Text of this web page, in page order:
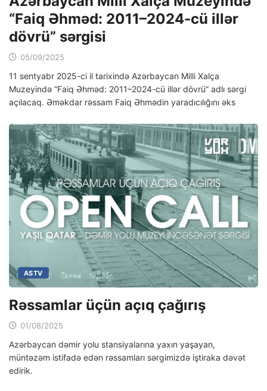
“Faiq Əhməd: 2011–2024-cü illər
dövrü” sərgisi
05/09/2025
11 sentyabr 2025-ci il tarixində Azərbaycan Milli Xalça
Muzeyində “Faiq Əhməd: 2011–2024-cü illər dövrü” adlı sərgi
açılacaq. Əməkdar rəssam Faiq Əhmədin yaradıcılığını əks
ASTV
Rəssamlar üçün açıq çağırış
01/08/2025
Azərbaycan dəmir yolu stansiyalarına yaxın yaşayan,
müntəzəm istifadə edən rəssamları sərgimizdə iştiraka dəvət
edirik.